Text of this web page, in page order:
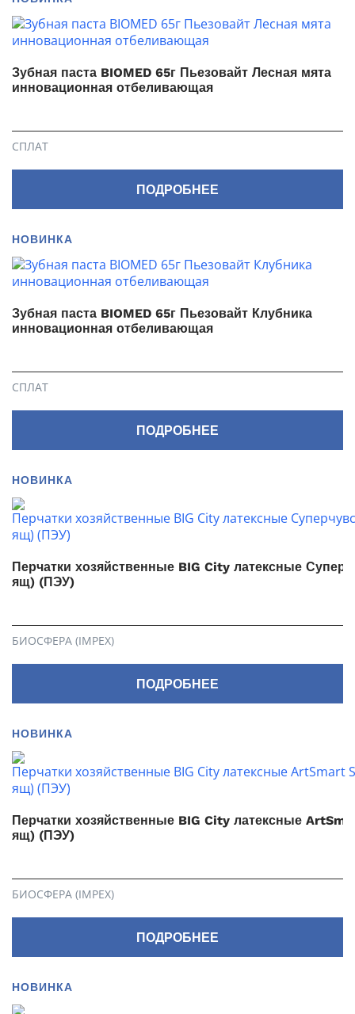
Зубная паста BIOMED 65г Пьезовайт Лесная мята
инновационная отбеливающая
СПЛАТ
ПОДРОБНЕЕ
НОВИНКА
Зубная паста BIOMED 65г Пьезовайт Клубника
инновационная отбеливающая
СПЛАТ
ПОДРОБНЕЕ
НОВИНКА
Перчатки хозяйственные BIG City латексные
ящ) (ПЭУ)
БИОСФЕРА (IMPEX)
ПОДРОБНЕЕ
НОВИНКА
Перчатки хозяйственные BIG City латексные
ящ) (ПЭУ)
БИОСФЕРА (IMPEX)
ПОДРОБНЕЕ
НОВИНКА